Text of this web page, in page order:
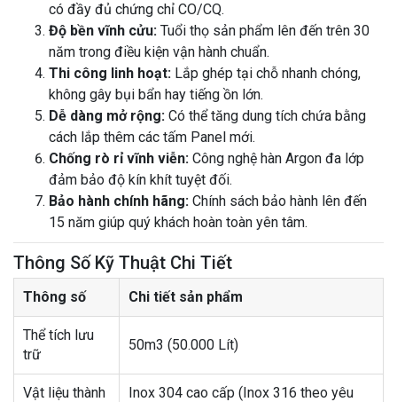
có đầy đủ chứng chỉ CO/CQ.
Độ bền vĩnh cửu: Tuổi thọ sản phẩm lên đến trên 30
năm trong điều kiện vận hành chuẩn.
Thi công linh hoạt: Lắp ghép tại chỗ nhanh chóng,
không gây bụi bẩn hay tiếng ồn lớn.
Dễ dàng mở rộng: Có thể tăng dung tích chứa bằng
cách lắp thêm các tấm Panel mới.
Chống rò rỉ vĩnh viễn: Công nghệ hàn Argon đa lớp
đảm bảo độ kín khít tuyệt đối.
Bảo hành chính hãng: Chính sách bảo hành lên đến
15 năm giúp quý khách hoàn toàn yên tâm.
Thông Số Kỹ Thuật Chi Tiết
Thông số Chi tiết sản phẩm
Thể tích lưu
trữ
50m3 (50.000 Lít)
Vật liệu thành
Inox 304 cao cấp (Inox 316 theo yêu